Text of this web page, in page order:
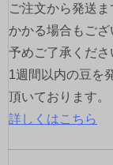
ご注文から発送
かかる場合もご
予めご了承くださ
1週間以内の豆を
頂いております。
詳しくはこちら